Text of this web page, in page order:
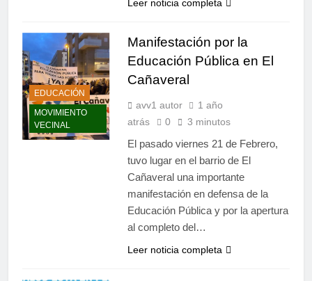
Leer noticia completa
EDUCACIÓN
MOVIMIENTO
VECINAL
Manifestación por la
Educación Pública en El
Cañaveral
avv1 autor
1 año
atrás
0 3 minutos
El pasado viernes 21 de Febrero,
tuvo lugar en el barrio de El
Cañaveral una importante
manifestación en defensa de la
Educación Pública y por la apertura
al completo del…
Leer noticia completa